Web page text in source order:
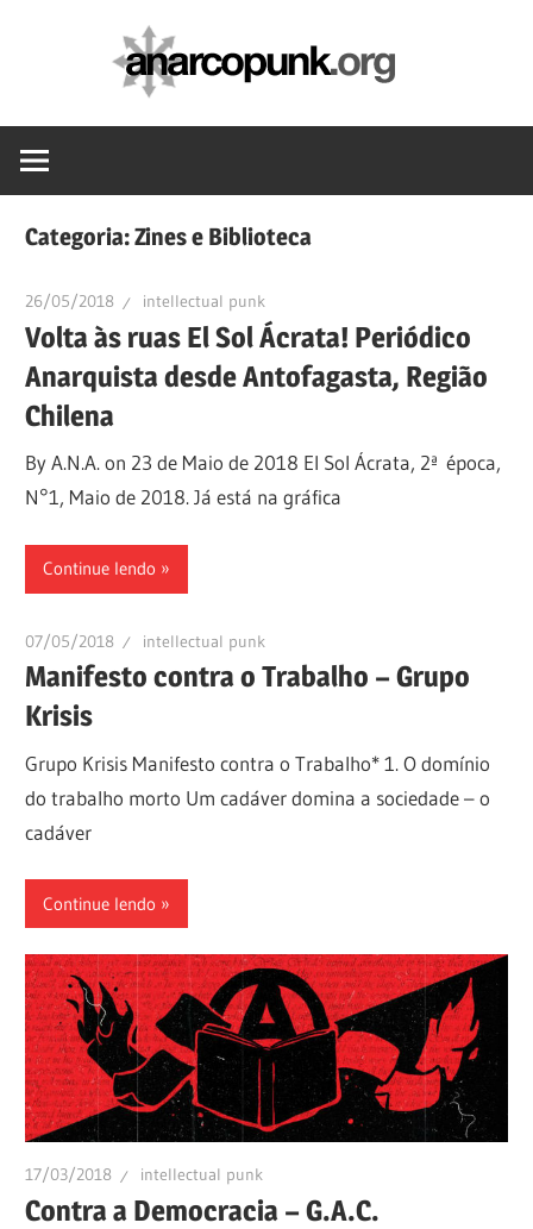
Categoria:Zines e Biblioteca
26/05/2018 intellectual punk
Volta às ruas El Sol Ácrata! Periódico
Anarquista desde Antofagasta, Região
Chilena
By A.N.A. on 23 de Maio de 2018 El Sol Ácrata, 2ª época,
N°1, Maio de 2018. Já está na gráfica
Continue lendo
07/05/2018 intellectual punk
Manifesto contra o Trabalho – Grupo
Krisis
Grupo Krisis Manifesto contra o Trabalho* 1. O domínio
do trabalho morto Um cadáver domina a sociedade – o
cadáver
Continue lendo
17/03/2018 intellectual punk
Contra a Democracia – G.A.C.